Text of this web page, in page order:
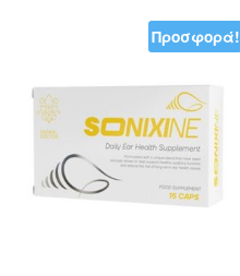
Προσφορά!